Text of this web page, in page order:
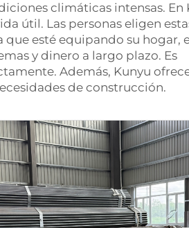
climáticas intensas. En
útil. Las personas eligen
esté equipando su hogar,
y dinero a largo plazo. Es
Además, Kunyu
de construcción.